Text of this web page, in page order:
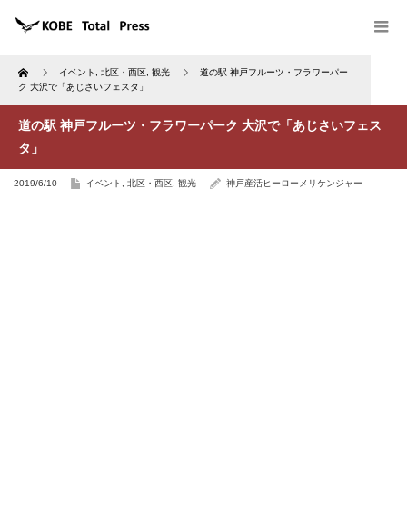
Home イベント 北区・西区 観光
道の駅 神戸フルーツ・フラワーパー
ク 大沢で「あじさいフェスタ」
道の駅 神戸フルーツ・フラワーパーク 大沢で「あじさいフェス
タ」
2019/6/10 イベント 北区・西区 観光 神戸産活ヒーローメリケンジャー